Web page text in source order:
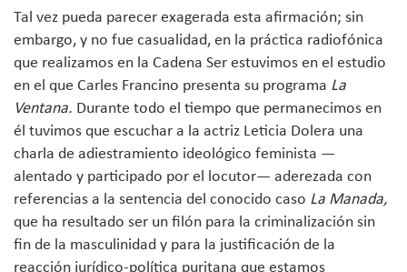
Tal vez pueda parecer exagerada esta afirmación; sin
embargo, y no fue casualidad, en la práctica radiofónica
que realizamos en la Cadena Ser estuvimos en el estudio
en el que Carles Francino presenta su programa La
Ventana. Durante todo el tiempo que permanecimos en
él tuvimos que escuchar a la actriz Leticia Dolera una
charla de adiestramiento ideológico feminista —
alentado y participado por el locutor— aderezada con
referencias a la sentencia del conocido caso La Manada,
que ha resultado ser un filón para la criminalización sin
fin de la masculinidad y para la justificación de la
reacción jurídico-política puritana que estamos